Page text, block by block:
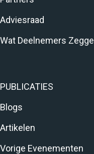
Adviesraad
Wat Deelnemers
PUBLICATIES
Blogs
Artikelen
Vorige Evenementen